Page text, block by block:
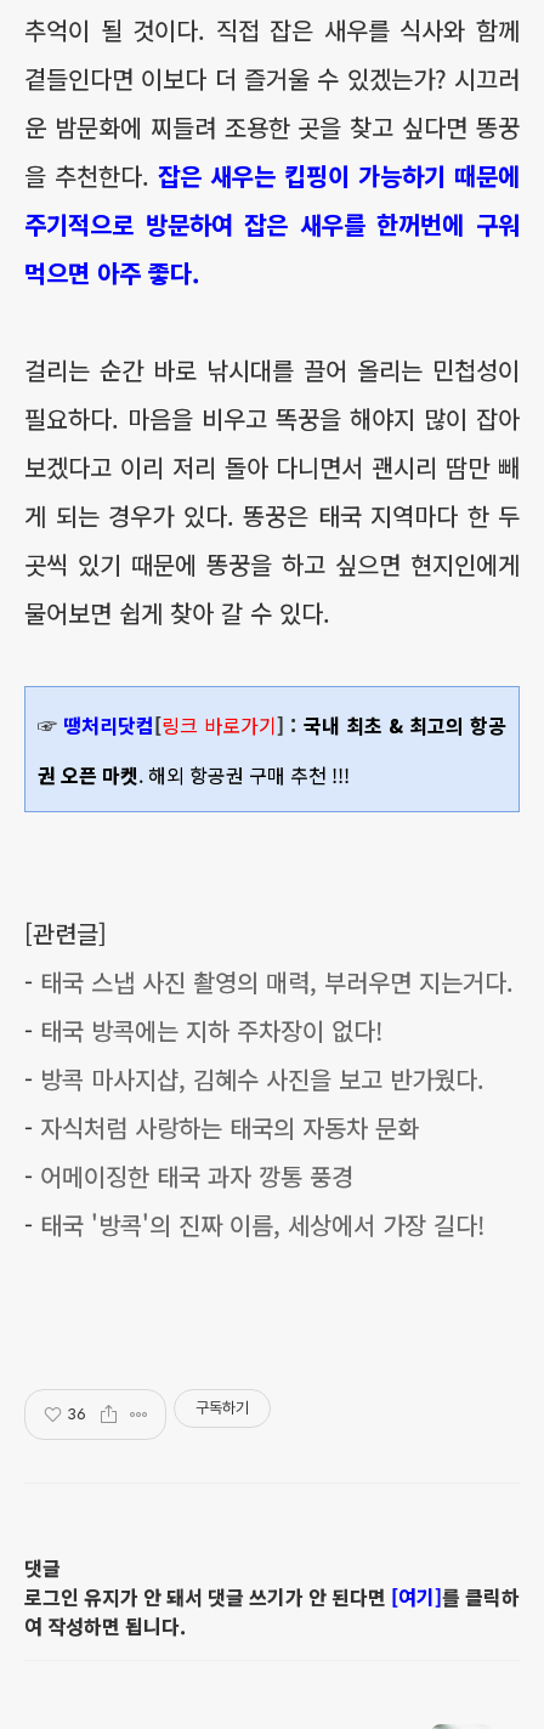
추억이 될 것이다. 직접 잡은 새우를 식사와 함께
곁들인다면 이보다 더 즐거울 수 있겠는가? 시끄러
운 밤문화에 찌들려 조용한 곳을 찾고 싶다면 똥꿍
을 추천한다. 잡은 새우는 킵핑이 가능하기 때문에
주기적으로 방문하여 잡은 새우를 한꺼번에 구워
먹으면 아주 좋다.
걸리는 순간 바로 낚시대를 끌어 올리는 민첩성이
필요하다. 마음을 비우고 똑꿍을 해야지 많이 잡아
보겠다고 이리 저리 돌아 다니면서 괜시리 땀만 빼
게 되는 경우가 있다. 똥꿍은 태국 지역마다 한 두
곳씩 있기 때문에 똥꿍을 하고 싶으면 현지인에게
물어보면 쉽게 찾아 갈 수 있다.
☞ 땡처리닷컴[링크 바로가기] : 국내 최초 & 최고의 항공
권 오픈 마켓. 해외 항공권 구매 추천 !!!
[관련글]
- 태국 스냅 사진 촬영의 매력, 부러우면 지는거다.
- 태국 방콕에는 지하 주차장이 없다!
- 방콕 마사지샵, 김혜수 사진을 보고 반가웠다.
- 자식처럼 사랑하는 태국의 자동차 문화
- 어메이징한 태국 과자 깡통 풍경
- 태국 '방콕'의 진짜 이름, 세상에서 가장 길다!
36 구독하기
댓글
로그인 유지가 안 돼서 댓글 쓰기가 안 된다면 [여기]를 클릭하
여 작성하면 됩니다.